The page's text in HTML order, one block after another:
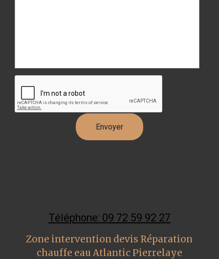
Téléphone: 09 72 59 92 27
Zone intervention devis Réparation
chauffe eau Atlantic Pierrelaye